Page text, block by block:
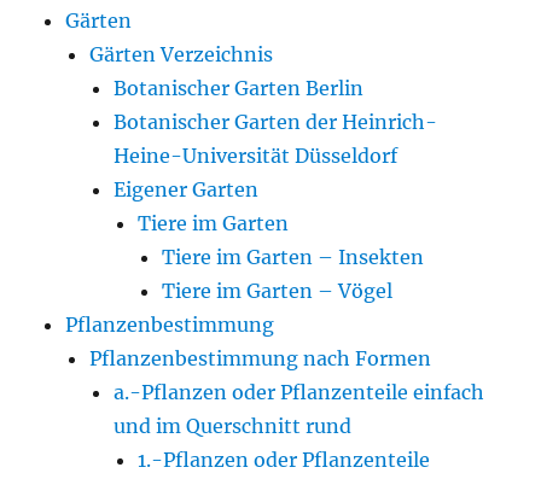
Gärten
Gärten Verzeichnis
Botanischer Garten Berlin
Botanischer Garten der Heinrich-
Heine-Universität Düsseldorf
Eigener Garten
Tiere im Garten
Tiere im Garten – Insekten
Tiere im Garten – Vögel
Pflanzenbestimmung
Pflanzenbestimmung nach Formen
a.-Pflanzen oder Pflanzenteile einfach
und im Querschnitt rund
1.-Pflanzen oder Pflanzenteile